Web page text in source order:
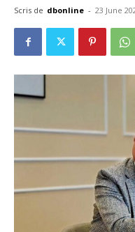
Scris de dbonline - 23 June